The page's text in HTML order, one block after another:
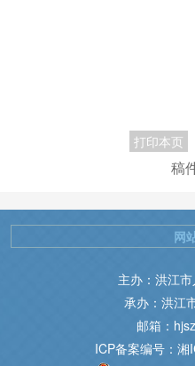
打印本页
稿
主办：洪江
承办：洪江
邮箱：
ICP备案编号：湘
网